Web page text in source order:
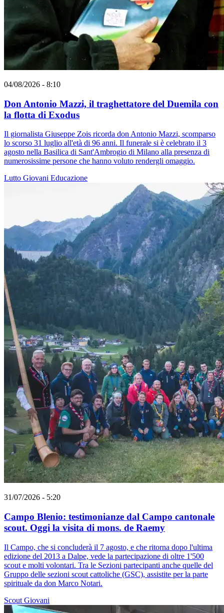
04/08/2026 - 8:10
Don Antonio Mazzi, il traghettatore del Duemila con
la flotta di Exodus
Il giornalista Giuseppe Zois ricorda don Antonio Mazzi, scomparso
lo scorso 31 luglio all'età di 96 anni. Il funerale si è celebrato il 3
agosto nella Basilica di Sant'Ambrogio di Milano alla presenza di
numerosissime persone che hanno voluto rendergli omaggio.
Lutto Giovani Educazione
31/07/2026 - 5:20
Campo Blenio: testimonianze dal Campo cantonale
scout. Oggi la visita di mons. de Raemy
Il Campo, che si concluderà il 7 agosto, e che ritorna dopo l'ultima
edizione del 2013 a Dalpe, vede la partecipazione di oltre 1'500
scout e molti volontari. Tra le Sezioni partecipanti anche quelle del
Gruppo delle sezioni scout cattoliche (GSC), assistite per la parte
spirituale da don Marco Notari.
Scout Giovani